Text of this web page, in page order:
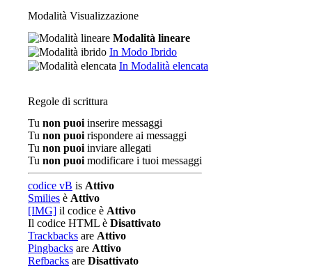
Modalità Visualizzazione
Modalità lineare
In Modo Ibrido
In Modalità elencata
Regole di scrittura
Tu non puoi inserire messaggi
Tu non puoi rispondere ai messaggi
Tu non puoi inviare allegati
Tu non puoi modificare i tuoi messaggi
codice vB is Attivo
Smilies è Attivo
[IMG] il codice è Attivo
Il codice HTML è Disattivato
Trackbacks are Attivo
Pingbacks are Attivo
Refbacks are Disattivato